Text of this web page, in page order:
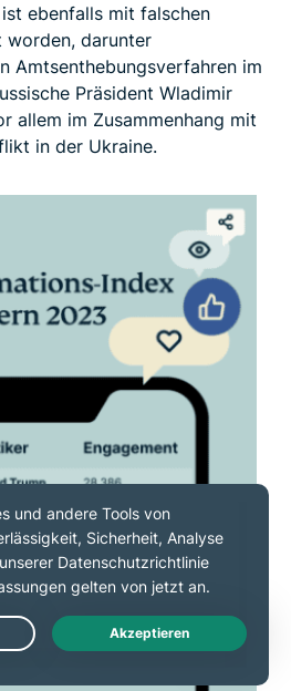
ebenfalls mit falschen
darunter
Amtsenthebungsverfahren im
Präsident Wladimir
allem im Zusammenhang mit
in der Ukraine.
Live Chat